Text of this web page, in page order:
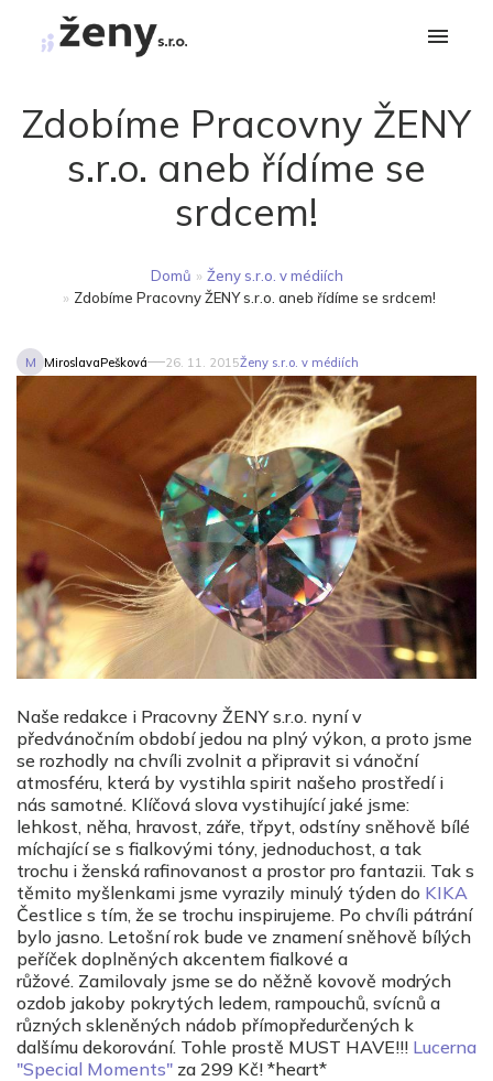
Zdobíme Pracovny ŽENY
s.r.o. aneb řídíme se
srdcem!
Domů » Ženy s.r.o. v médiích
» Zdobíme Pracovny ŽENY s.r.o. aneb řídíme se srdcem!
M MiroslavaPešková 26. 11. 2015Ženy s.r.o. v médiích
Naše redakce i Pracovny ŽENY s.r.o. nyní v
předvánočním období jedou na plný výkon, a proto jsme
se rozhodly na chvíli zvolnit a připravit si vánoční
atmosféru, která by vystihla spirit našeho prostředí i
nás samotné. Klíčová slova vystihující jaké jsme:
lehkost, něha, hravost, záře, třpyt, odstíny sněhově bílé
míchající se s fialkovými tóny, jednoduchost, a tak
trochu i ženská rafinovanost a prostor pro fantazii. Tak s
těmito myšlenkami jsme vyrazily minulý týden do KIKA
Čestlice s tím, že se trochu inspirujeme. Po chvíli pátrání
bylo jasno. Letošní rok bude ve znamení sněhově bílých
peříček doplněných akcentem fialkové a
růžové. Zamilovaly jsme se do něžně kovově modrých
ozdob jakoby pokrytých ledem, rampouchů, svícnů a
různých skleněných nádob přímopředurčených k
dalšímu dekorování. Tohle prostě MUST HAVE!!! Lucerna
"Special Moments" za 299 Kč! *heart*